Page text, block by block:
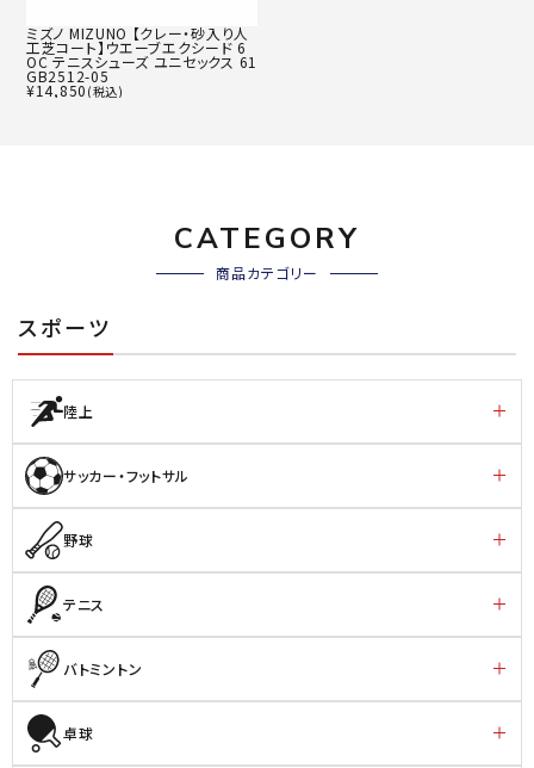
ミズノ MIZUNO 【クレー・砂入り人
工芝コート】ウエーブエクシード 6
OC テニスシューズ ユニセックス 61
GB2512-05
¥14,850 (税込)
CATEGORY
商品カテゴリー
スポーツ
陸上
サッカー・フットサル
野球
テニス
バトミントン
卓球